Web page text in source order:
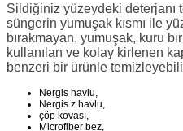
Sildiğiniz yüzeydeki deterjanı
süngerin yumuşak kısmı ile
bırakmayan, yumuşak, kuru
kullanılan ve kolay kirlenen
benzeri bir ürünle
Nergis havlu,
Nergis z havlu,
çöp kovası,
Microfiber bez,